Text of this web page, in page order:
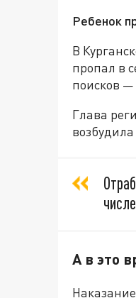
Ребенок
В
пропал в
поисков —
Глава
А в это
Наказание